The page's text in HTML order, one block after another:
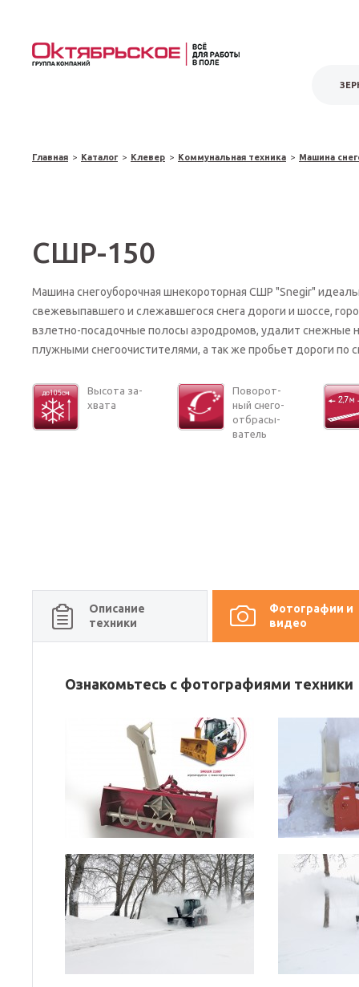
Главная > Каталог > Клевер > Коммунальная техника > Машина
СШР-150
Машина снегоуборочная шнекороторная СШР "Snegir"
свежевыпавшего и слежавшегося снега дороги и шоссе,
взлетно-посадочные полосы аэродромов, удалит снежные
плужными снегоочистителями, а так же пробьет дороги по
Вы­со­та за­
хва­та
По­во­рот­
ный сне­го­
от­бра­сы­
ва­тель
Описание
техники
Фотографии и
видео
Ознакомьтесь с фотографиями техники